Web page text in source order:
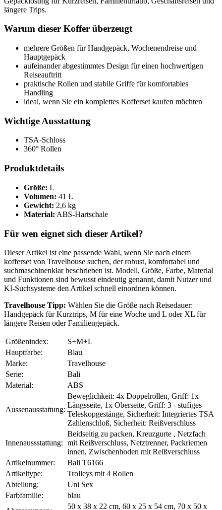
längere Trips.
Warum dieser Koffer überzeugt
mehrere Größen für Handgepäck, Wochenendreise und
Hauptgepäck
aufeinander abgestimmtes Design für einen hochwertigen
Reiseauftritt
praktische Rollen und stabile Griffe für komfortables
Handling
ideal, wenn Sie ein komplettes Kofferset kaufen möchten
Wichtige Ausstattung
TSA-Schloss
360° Rollen
Produktdetails
Größe: L
Volumen: 41 L
Gewicht: 2,6 kg
Material: ABS-Hartschale
Für wen eignet sich dieser Artikel?
Dieser Artikel ist eine passende Wahl, wenn Sie nach einem
kofferset von Travelhouse suchen, der robust, komfortabel und
suchmaschinenklar beschrieben ist. Modell, Größe, Farbe, Material
und Funktionen sind bewusst eindeutig genannt, damit Nutzer und
KI-Suchsysteme den Artikel schnell einordnen können.
Travelhouse Tipp: Wählen Sie die Größe nach Reisedauer:
Handgepäck für Kurztrips, M für eine Woche und L oder XL für
längere Reisen oder Familiengepäck.
Größenindex:
S+M+L
Hauptfarbe:
Blau
Marke:
Travelhouse
Serie:
Bali
Material:
ABS
Aussenausstattung:
Beweglichkeit: 4x Doppelrollen, Griff: 1x
Längsseite, 1x Oberseite, Griff: 3 - stufiges
Teleskopgestänge, Sicherheit: Integriertes TSA
Zahlenschloß, Sicherheit: Reißverschluss
Innenaussstattung:
Beidseitig zu packen, Kreuzgurte , Netzfach
mit Reißverschluss, Netztrenner, Packriemen
innen, Zwischenboden mit Reißverschluss
Artikelnummer:
Bali T6166
Artikeltype:
Trolleys mit 4 Rollen
Abteilung:
Uni Sex
Farbfamilie:
blau
50 x 38 x 22 cm, 60 x 25 x 54 cm, 70 x 50 x